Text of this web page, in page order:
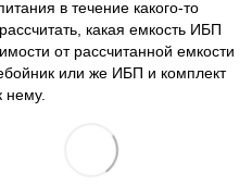
в течение какого-то
какая емкость ИБП
от рассчитанной емкости
или же ИБП и комплект
нему.